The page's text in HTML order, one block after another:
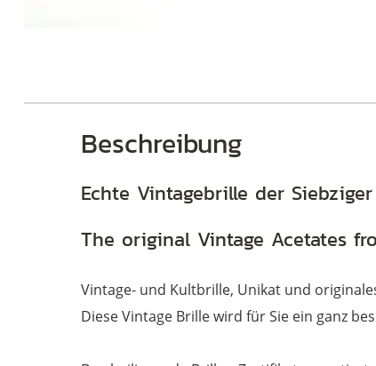
Beschreibung
Echte Vintagebrille der
The original Vintage Acetates
Vintage- und Kultbrille, Unikat und
Diese Vintage Brille wird für Sie ein ganz